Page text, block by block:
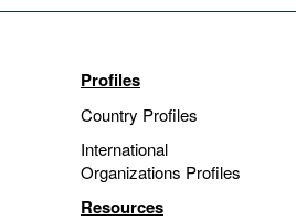
Profiles
Country Profiles
International
Organizations Profiles
Resources